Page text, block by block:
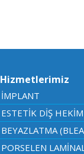
Hizmetlerimiz
İMPLANT
ESTETİK DİŞ
BEYAZLATMA
PORSELEN